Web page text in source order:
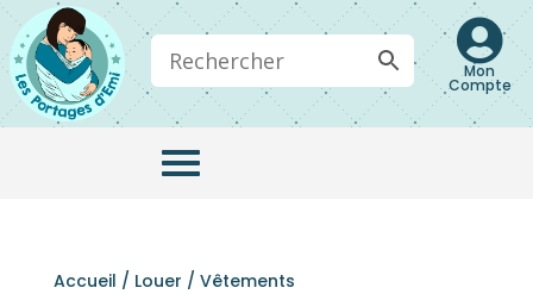

Mon
Compte
Accueil / Louer / Vêtements